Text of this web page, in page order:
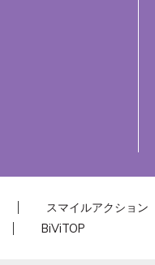
スマイルアクション
BiViTOP